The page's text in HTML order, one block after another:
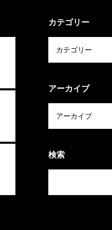
カテゴリー
アーカイブ
検索